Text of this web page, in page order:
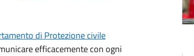
di Protezione civile
efficacemente con ogni